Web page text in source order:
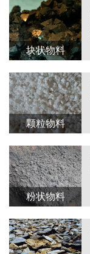
块状物料
颗粒物料
粉状物料